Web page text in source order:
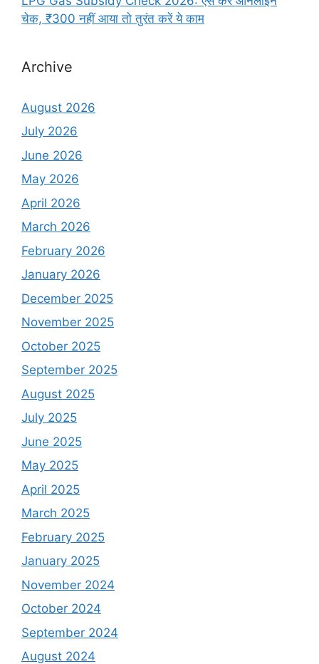
चेक, ₹300 नहीं आया तो तुरंत करें ये काम
Archive
August 2026
July 2026
June 2026
May 2026
April 2026
March 2026
February 2026
January 2026
December 2025
November 2025
October 2025
September 2025
August 2025
July 2025
June 2025
May 2025
April 2025
March 2025
February 2025
January 2025
November 2024
October 2024
September 2024
August 2024